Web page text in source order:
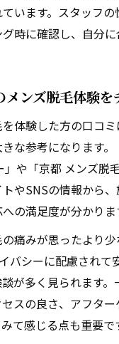
います。スタッフ
時に確認し、自分
メンズ脱毛体験を
体験した方の口コ
な参考になります
」や「京都 メンズ脱
やSNSの情報から
の満足度が分かりま
痛みが思ったより少
バシーに配慮されて
が多く見られます。
スの良さ、アフタ
て感じる点も重要で